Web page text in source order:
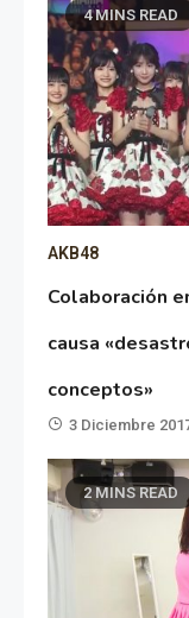
4 MINS READ
AKB48
Colaboración
causa
conceptos»
3 Diciembre
2 MINS READ